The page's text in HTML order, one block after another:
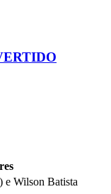
e Wilson Batista